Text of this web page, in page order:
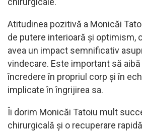
Atitudinea pozitivă a Monicăi
de putere interioară și optimism,
avea un impact semnificativ
vindecare. Este important să
încredere în propriul corp și în
implicate în îngrijirea sa.
Îi dorim Monicăi Tatoiu mult
chirurgicală și o recuperare